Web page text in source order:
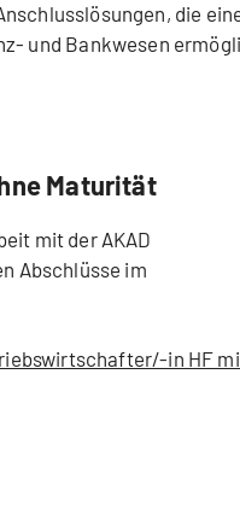
die
und Bankwesen
Maturität
mit der AKAD
Abschlüsse im
in HF